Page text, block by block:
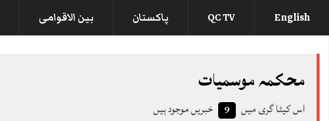
English
QC TV پاکستان بین الاقوامی
محکمہ موسمیات
اس کیٹا گری میں 9 خبریں موجود ہیں